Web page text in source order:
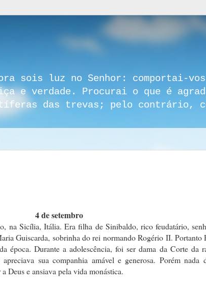
sois luz no Senhor: comportai-
e verdade. Procurai o que é
das trevas; pelo contrário,
4 de setembro
na Sicília, Itália. Era filha de Sinibaldo, rico feudatário,
Guiscarda, sobrinha do rei normando Rogério II. Portanto
época. Durante a adolescência, foi ser dama da Corte da
sua companhia amável e generosa. Porém nada
Deus e ansiava pela vida monástica.